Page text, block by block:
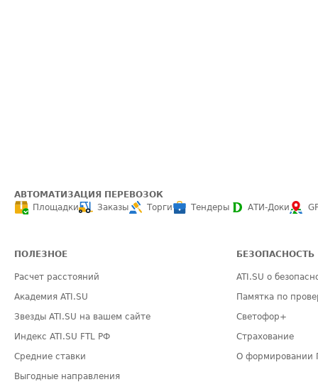
АВТОМАТИЗАЦИЯ ПЕРЕВОЗОК
Площадки
Заказы Торги Тендеры АТИ-Доки
ПОЛЕЗНОЕ
Расчет расстояний
Академия ATI.SU
Звезды ATI.SU на вашем сайте
Индекс ATI.SU FTL РФ
Средние ставки
Выгодные направления
БЕЗОПАСНОСТЬ
ATI.SU о
Памятка по
Светофор+
Страхование
О формировании